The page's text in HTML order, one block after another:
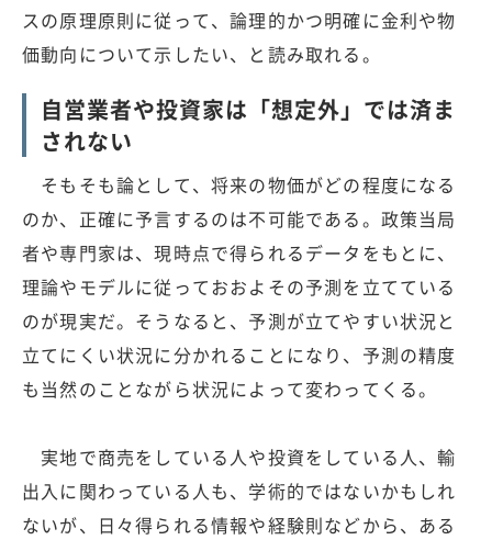
スの原理原則に従って、論理的かつ明確に金利や物
価動向について示したい、と読み取れる。
自営業者や投資家は「想定外」では済ま
されない
そもそも論として、将来の物価がどの程度になる
のか、正確に予言するのは不可能である。政策当局
者や専門家は、現時点で得られるデータをもとに、
理論やモデルに従っておおよその予測を立てている
のが現実だ。そうなると、予測が立てやすい状況と
立てにくい状況に分かれることになり、予測の精度
も当然のことながら状況によって変わってくる。
実地で商売をしている人や投資をしている人、輸
出入に関わっている人も、学術的ではないかもしれ
ないが、日々得られる情報や経験則などから、ある